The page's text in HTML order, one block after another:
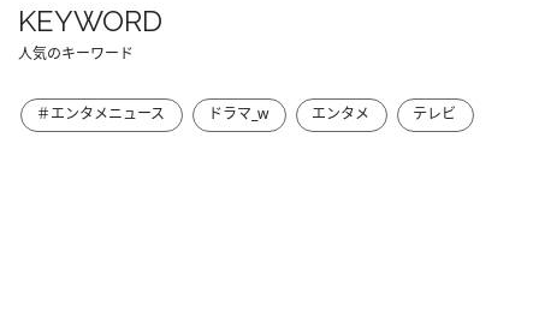
KEYWORD
人気のキーワード
＃エンタメニュース ドラマ_w エンタメ テレビ